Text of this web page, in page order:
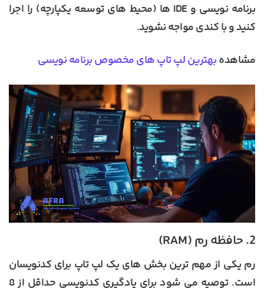
برنامه نویسی و IDE ها (محیط های توسعه یکپارچه) را اجرا
کنید و با کندی مواجه نشوید.
مشاهدهبهترین لپ تاپ های مخصوص برنامه نویسی
2. حافظه رم (RAM)
رم یکی از مهم ترین بخش های یک لپ تاپ برای کدنویسان
است. توصیه می شود برای یادگیری کدنویسی حداقل از 8